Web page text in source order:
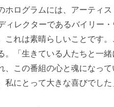
ホログラムには、アーティ
ィレクターであるバイリー
これは素晴らしいことです
。「生きている人たちと一
、この番組の心と魂になっ
私にとって大きな喜びでした